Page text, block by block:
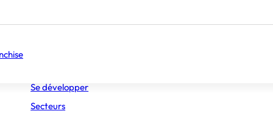
Constructeur Piscines & Spas
Se développer
Secteurs